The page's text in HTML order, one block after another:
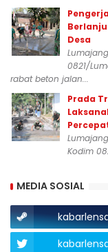
Desa
0821/
rabat beton jalan...
Prada
Kodim
MEDIA SOSIAL